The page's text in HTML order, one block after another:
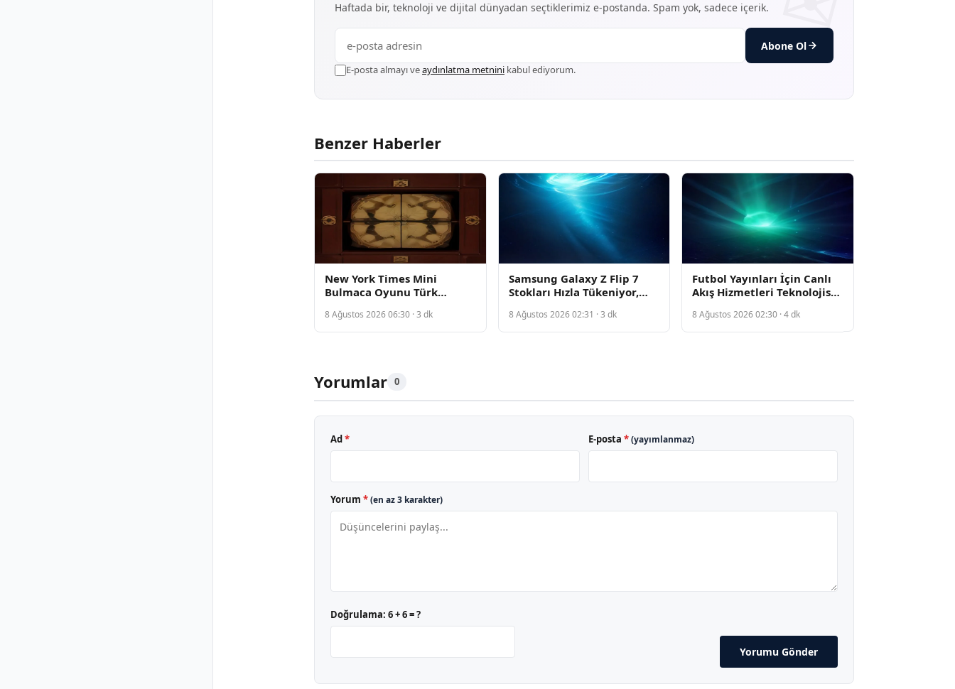
Haftada bir, teknoloji ve dijital dünyadan seçtiklerimiz e-postanda. Spam yok, sadece içerik.
Abone Ol
E-posta almayı veaydınlatma metnini kabul ediyorum.
Benzer Haberler
New York Times Mini
Bulmaca Oyunu Türk
8 Ağustos 2026 06:30 · 3 dk
Samsung Galaxy Z Flip 7
Stokları Hızla Tükeniyor,
8 Ağustos 2026 02:31 · 3 dk
Futbol Yayınları İçin Canlı
Akış Hizmetleri Teknolojisi
8 Ağustos 2026 02:30 · 4 dk
Yorumlar 0
Ad* E-posta *(yayımlanmaz)
Yorum *(en az 3 karakter)
Doğrulama: 6 + 6 = ?
Yorumu Gönder